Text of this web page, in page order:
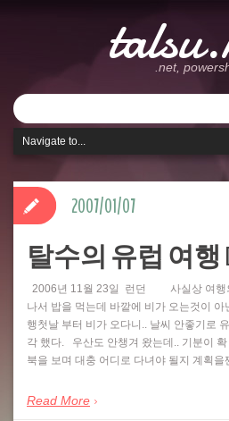
.net,
탈수의 유럽 여행
2006년 11월 23일 런던 사실상 여행
나서 밥을 먹는데 바깥에 비가 오는것이
행첫날 부터 비가 오다니.. 날씨 안좋기로
각 했다. 우산도 안챙겨 왔는데.. 기분이
북을 보며 대충 어디로 다녀야 될지 계획
Read More
2007/01/07